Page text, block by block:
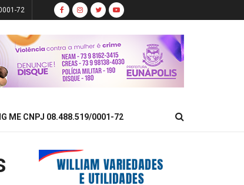
72
ME CNPJ 08.488.519/0001-72